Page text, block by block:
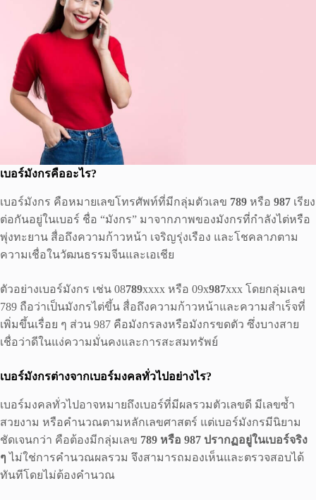
เบอร์มังกรคืออะไร?
เบอร์มังกร คือหมายเลขโทรศัพท์ที่มีกลุ่มตัวเลข 789 หรือ 987 เรียง
ต่อกันอยู่ในเบอร์ ชื่อ “มังกร” มาจากภาพของมังกรที่กำลังไต่หรือ
พุ่งทะยาน สื่อถึงความก้าวหน้า เจริญรุ่งเรือง และโชคลาภตาม
ความเชื่อในวัฒนธรรมจีนและเอเชีย
ตัวอย่างเบอร์มังกร เช่น 08789xxxx หรือ 09x987xxx โดยกลุ่มเลข
789 ถือว่าเป็นมังกรไต่ขึ้น สื่อถึงความก้าวหน้าและความสำเร็จที่
เพิ่มขึ้นเรื่อย ๆ ส่วน 987 คือมังกรลงหรือมังกรขดตัว ซึ่งบางสาย
เชื่อว่าดีในแง่ความมั่นคงและการสะสมทรัพย์
เบอร์มังกรต่างจากเบอร์มงคลทั่วไปอย่างไร?
เบอร์มงคลทั่วไปอาจหมายถึงเบอร์ที่มีผลรวมตัวเลขดี มีเลขซ้ำ
สวยงาม หรือคำนวณตามหลักเลขศาสตร์ แต่เบอร์มังกรมีนิยาม
ชัดเจนกว่า คือต้องมีกลุ่มเลข 789 หรือ 987 ปรากฏอยู่ในเบอร์จริง
ๆ ไม่ใช่การคำนวณผลรวม จึงสามารถมองเห็นและตรวจสอบได้
ทันทีโดยไม่ต้องคำนวณ